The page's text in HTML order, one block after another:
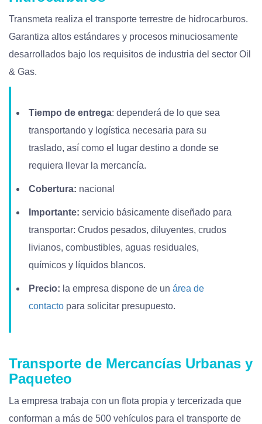
Transmeta realiza el transporte terrestre de hidrocarburos.
Garantiza altos estándares y procesos minuciosamente
desarrollados bajo los requisitos de industria del sector Oil
& Gas.
Tiempo de entrega: dependerá de lo que sea
transportando y logística necesaria para su
traslado, así como el lugar destino a donde se
requiera llevar la mercancía.
Cobertura: nacional
Importante: servicio básicamente diseñado para
transportar: Crudos pesados, diluyentes, crudos
livianos, combustibles, aguas residuales,
químicos y líquidos blancos.
Precio: la empresa dispone de un área de
contacto para solicitar presupuesto.
Transporte de Mercancías Urbanas y
Paqueteo
La empresa trabaja con un flota propia y tercerizada que
conforman a más de 500 vehículos para el transporte de